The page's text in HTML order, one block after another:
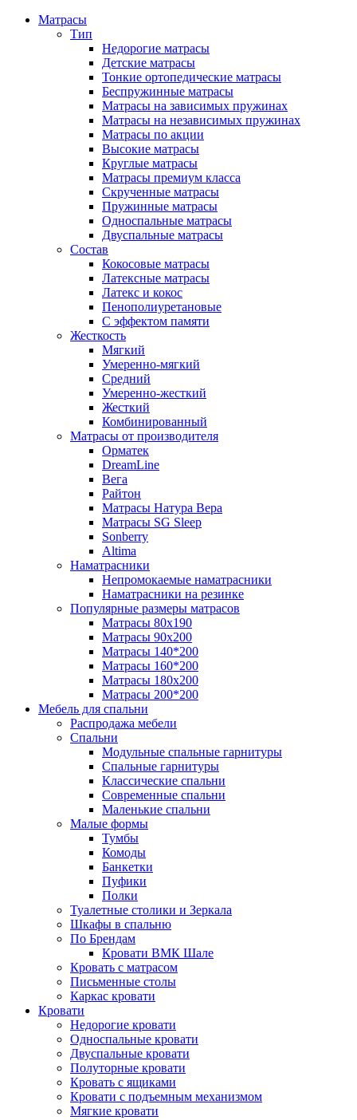
Матрасы
Тип
Недорогие матрасы
Детские матрасы
Тонкие ортопедические матрасы
Беспружинные матрасы
Матрасы на зависимых пружинах
Матрасы на независимых пружинах
Матрасы по акции
Высокие матрасы
Круглые матрасы
Матрасы премиум класса
Скрученные матрасы
Пружинные матрасы
Односпальные матрасы
Двуспальные матрасы
Состав
Кокосовые матрасы
Латексные матрасы
Латекс и кокос
Пенополиуретановые
С эффектом памяти
Жесткость
Мягкий
Умеренно-мягкий
Средний
Умеренно-жесткий
Жесткий
Комбинированный
Матрасы от производителя
Орматек
DreamLine
Вега
Райтон
Матрасы Натура Вера
Матрасы SG Sleep
Sonberry
Altima
Наматрасники
Непромокаемые наматрасники
Наматрасники на резинке
Популярные размеры матрасов
Матрасы 80x190
Матрасы 90x200
Матрасы 140*200
Матрасы 160*200
Матрасы 180x200
Матрасы 200*200
Мебель для спальни
Распродажа мебели
Спальни
Модульные спальные гарнитуры
Спальные гарнитуры
Классические спальни
Современные спальни
Маленькие спальни
Малые формы
Тумбы
Комоды
Банкетки
Пуфики
Полки
Туалетные столики и Зеркала
Шкафы в спальню
По Брендам
Кровати ВМК Шале
Кровать с матрасом
Письменные столы
Каркас кровати
Кровати
Недорогие кровати
Односпальные кровати
Двуспальные кровати
Полуторные кровати
Кровать с ящиками
Кровати с подъемным механизмом
Мягкие кровати